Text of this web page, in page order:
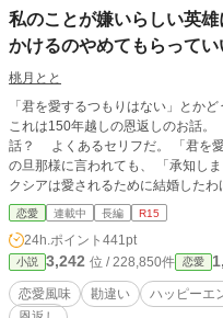
私のことが嫌いらしい英
かけるのやめてもらってい
桃月とと
「君を愛するつもりはない」とか
これは150年越しの恩返しのお話。 いや、死にかけ王弟と恩返しの花嫁のお
話？ よくあるセリフだ。 「君を愛するつもりはない」 なんて新婚ほやほや
の旦那様に言われても、 「承知しました！」 くらいしか言うことがない。レ
クシアは愛されるために結婚したわけじゃない
アは150年前、魔王を倒し世界を
今はガルディスタ王国の公爵令嬢
転生したのだ。 前世英雄な旦那様ことエイデンはもちろん、転生した記憶は
綺麗サッパリございません。 なの
まれた時から女性不振。いや、”
魔王を愛していた王女によって呪
恋愛 連載中 長編 R15
24h.ポイント 441pt
小説 3,242 位 / 228,850件 恋愛
恋愛風味 勘違い ハッピーエ